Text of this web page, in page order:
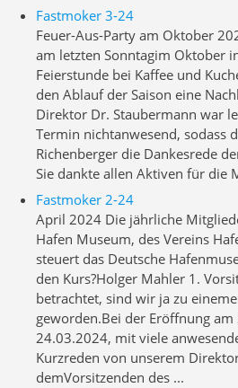
Fastmoker 3-24
Feuer-Aus-Party am Oktober
am letzten Sonntagim Oktober
Feierstunde bei Kaffee und
den Ablauf der Saison eine
Direktor Dr. Staubermann war
Termin nichtanwesend, sodass
Richenberger die Dankesrede
Sie dankte allen Aktiven für die
Fastmoker 2-24
April 2024 Die jährliche
Hafen Museum, des Vereins
steuert das Deutsche
den Kurs?Holger Mahler 1.
betrachtet, sind wir ja zu
geworden.Bei der Eröffnung am
24.03.2024, mit viele
Kurzreden von unserem
demVorsitzenden des ...